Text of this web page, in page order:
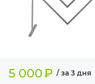
5 000₽ / за 3 дня